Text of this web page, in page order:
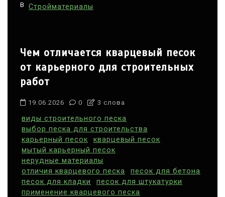
В Стройматериалы
Чем отличается кварцевый песок
от карьерного для строительных
работ
19.06.2026 0 3 слова
виды строительного песка
выбор песка для строительства
карьерный песок
кварцевый песок
мытый карьерный песок
нерудные материалы
отличия кварцевого песка
песок для бетона
песок для кладки
песок для штукатурки
применение кварцевого песка